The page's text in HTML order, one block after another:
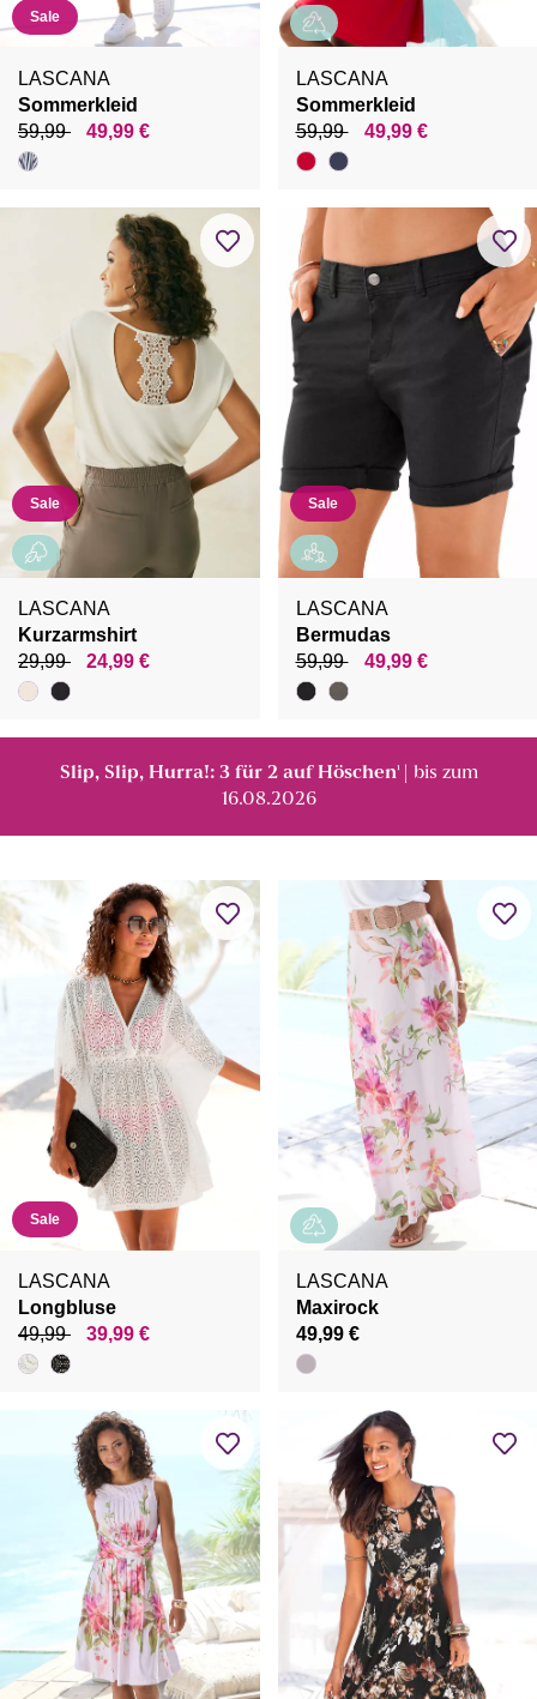
Sale
LASCANA
Sommerkleid
59,99
49,99 €
LASCANA
Sommerkleid
59,99
49,99 €
Sale
LASCANA
Kurzarmshirt
29,99
24,99 €
Sale
LASCANA
Bermudas
59,99
49,99 €
Slip, Slip, Hurra!: 3 für 2 auf Höschen¹
| bis zum
16.08.2026
Sale
LASCANA
Longbluse
49,99
39,99 €
LASCANA
Maxirock
49,99 €